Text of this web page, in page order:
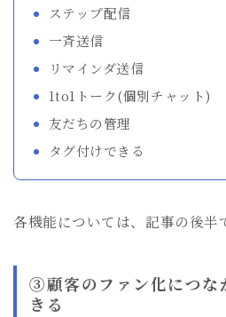
ステップ配信
一斉送信
リマインダ送信
1to1トーク(個別チャット)
友だちの管理
タグ付けできる
各機能については、記事の後半
③顧客のファン化につな
きる